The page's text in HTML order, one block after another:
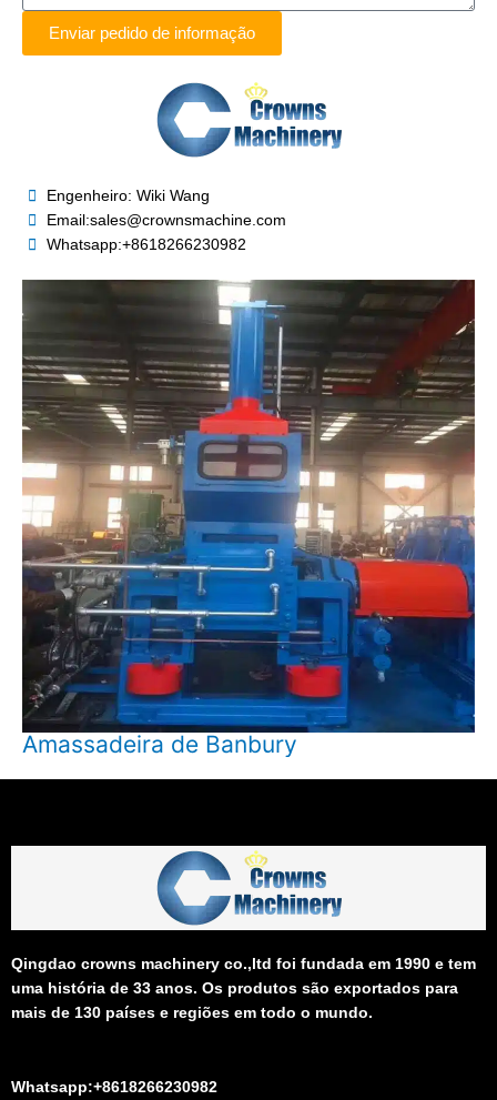
Enviar pedido de informação
Engenheiro: Wiki Wang
Email:sales@crownsmachine.com
Whatsapp:+8618266230982
Amassadeira de Banbury
Qingdao crowns machinery co.,ltd foi fundada em 1990 e tem
uma história de 33 anos. Os produtos são exportados para
mais de 130 países e regiões em todo o mundo.
Whatsapp:+8618266230982